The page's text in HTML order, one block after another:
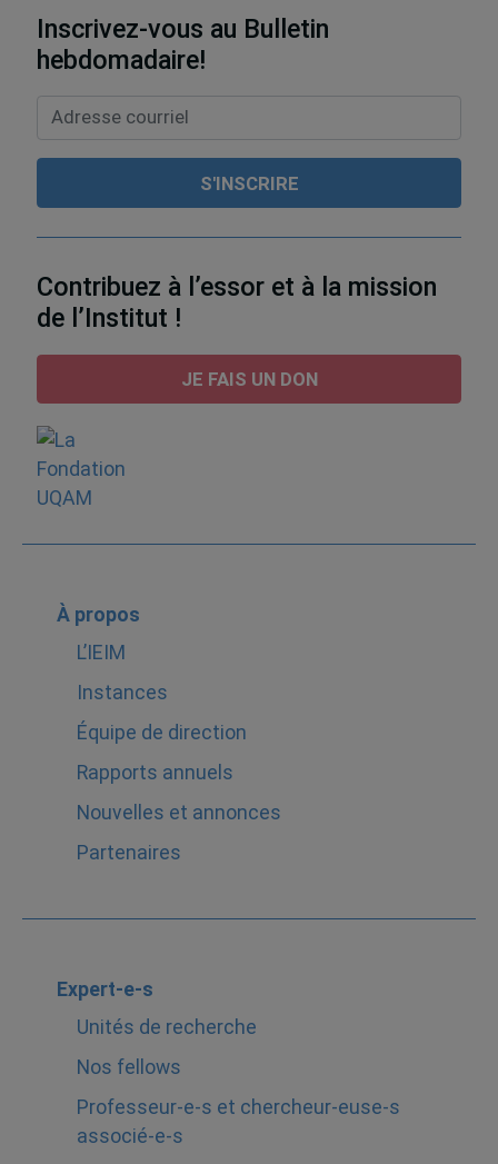
Inscrivez-vous au Bulletin
hebdomadaire!
Contribuez à l’essor et à la mission
de l’Institut !
JE FAIS UN DON
À propos
L’IEIM
Instances
Équipe de direction
Rapports annuels
Nouvelles et annonces
Partenaires
Expert-e-s
Unités de recherche
Nos fellows
Professeur-e-s et chercheur-euse-s
associé-e-s